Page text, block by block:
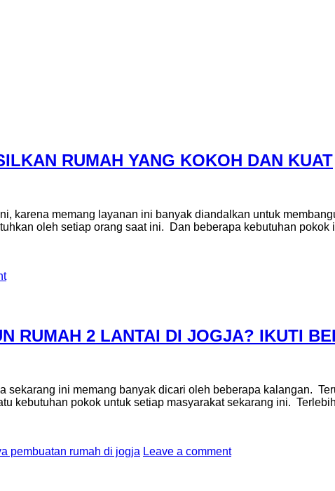
RUMAH YANG KOKOH DAN KUAT
karena memang layanan ini banyak diandalkan untuk
oleh setiap orang saat ini. Dan beberapa kebutuhan
RUMAH 2 LANTAI DI JOGJA? IKUTI
ini memang banyak dicari oleh beberapa kalangan.
kebutuhan pokok untuk setiap masyarakat sekarang ini.
pembuatan rumah di jogja Leave a comment